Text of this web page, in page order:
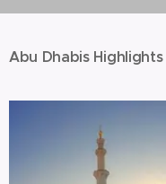
Abu Dhabis Highlights